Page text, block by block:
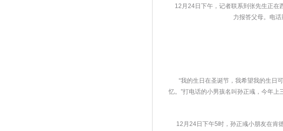
12月24日下午，记者联系到张先生正在
力报答父母。电
“我的生日在圣诞节，我希望我的生日
忆。”打电话的小男孩名叫孙正彧，今年
12月24日下午5时，孙正彧小朋友在肯